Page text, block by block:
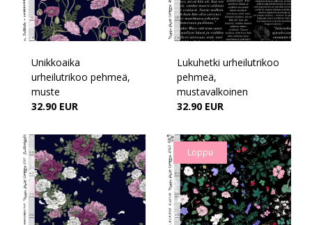
Unikkoaika
urheilutrikoo pehmeä,
muste
32.90 EUR
Lukuhetki urheilutrikoo
pehmeä,
mustavalkoinen
32.90 EUR
Loppu